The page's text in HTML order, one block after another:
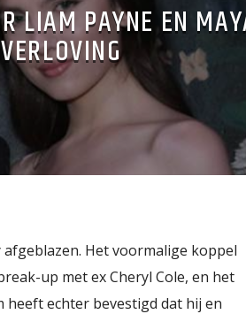
LIAM PAYNE EN
Het voormalige koppel
up met ex Cheryl Cole, en het
heeft echter bevestigd dat hij en